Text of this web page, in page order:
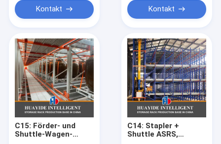
Handhabung von
Materialboxen
Kontakt
die Stapelung und
Handhabung von
Kontakt
C15: Förder- und
Shuttle-Wagen-
C14: Stapler +
Shuttle ASRS,